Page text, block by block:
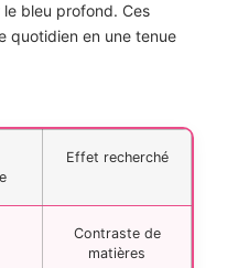
bleu profond. Ces
quotidien en une tenue
Effet recherché
Contraste de
matières